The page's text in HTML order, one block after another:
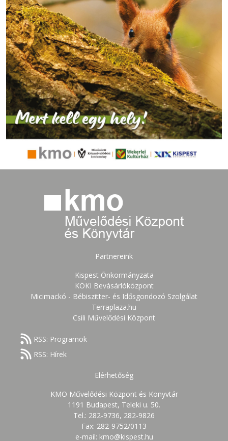
Partnereink
Kispest Önkormányzata
KÖKI Bevásárlóközpont
Micimackó - Bébiszitter- és Idősgondozó Szolgálat
Terraplaza.hu
Csili Művelődési Központ
RSS: Programok
RSS: Hírek
Elérhetőség
KMO Művelődési Központ és Könyvtár
1191 Budapest, Teleki u. 50.
Tel.: 282-9736, 282-9826
Fax: 282-9752/0113
e-mail: kmo@kispest.hu